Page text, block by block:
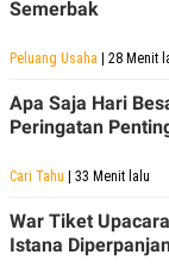
Semerbak
Peluang Usaha | 28 Menit
Apa Saja Hari
Peringatan
Cari Tahu | 33 Menit lalu
War Tiket
Istana